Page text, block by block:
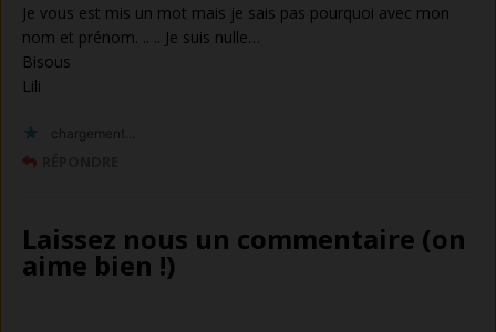
Je vous est mis un mot mais je sais pas pourquoi avec mon
nom et prénom. .. .. Je suis nulle…
Bisous
Lili
chargement…
Laissez nous un commentaire (on
aime bien !)